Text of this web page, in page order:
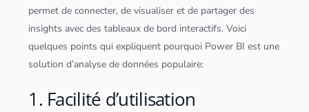
permet de connecter, de visualiser et de partager des
insights avec destableaux de bord interactifs. Voici
quelques points qui expliquent pourquoi Power BI est une
solution d’analyse dedonnées populaire:
1. Facilité d’utilisation